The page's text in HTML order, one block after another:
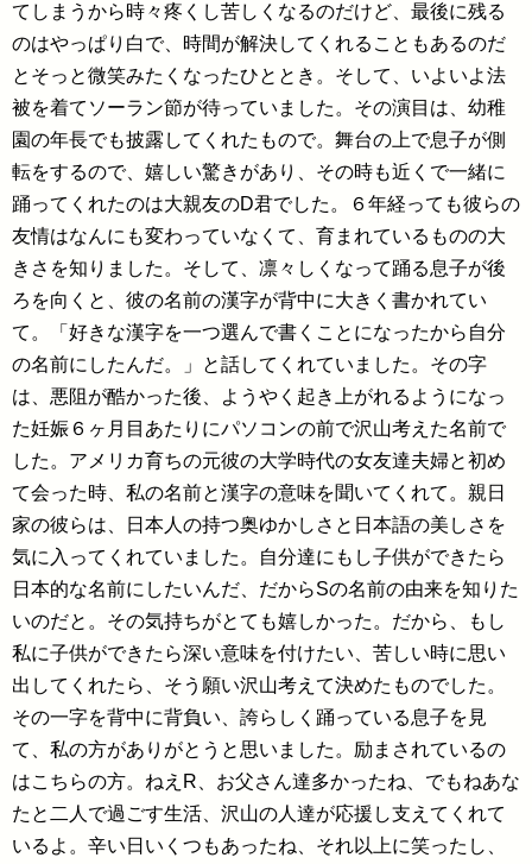
てしまうから時々疼くし苦しくなるのだけど、最後に残る
のはやっぱり白で、時間が解決してくれることもあるのだ
とそっと微笑みたくなったひととき。そして、いよいよ法
被を着てソーラン節が待っていました。その演目は、幼稚
園の年長でも披露してくれたもので。舞台の上で息子が側
転をするので、嬉しい驚きがあり、その時も近くで一緒に
踊ってくれたのは大親友のD君でした。６年経っても彼らの
友情はなんにも変わっていなくて、育まれているものの大
きさを知りました。そして、凛々しくなって踊る息子が後
ろを向くと、彼の名前の漢字が背中に大きく書かれてい
て。「好きな漢字を一つ選んで書くことになったから自分
の名前にしたんだ。」と話してくれていました。その字
は、悪阻が酷かった後、ようやく起き上がれるようになっ
た妊娠６ヶ月目あたりにパソコンの前で沢山考えた名前で
した。アメリカ育ちの元彼の大学時代の女友達夫婦と初め
て会った時、私の名前と漢字の意味を聞いてくれて。親日
家の彼らは、日本人の持つ奥ゆかしさと日本語の美しさを
気に入ってくれていました。自分達にもし子供ができたら
日本的な名前にしたいんだ、だからSの名前の由来を知りた
いのだと。その気持ちがとても嬉しかった。だから、もし
私に子供ができたら深い意味を付けたい、苦しい時に思い
出してくれたら、そう願い沢山考えて決めたものでした。
その一字を背中に背負い、誇らしく踊っている息子を見
て、私の方がありがとうと思いました。励まされているの
はこちらの方。ねえR、お父さん達多かったね、でもねあな
たと二人で過ごす生活、沢山の人達が応援し支えてくれて
いるよ。辛い日いくつもあったね、それ以上に笑ったし、